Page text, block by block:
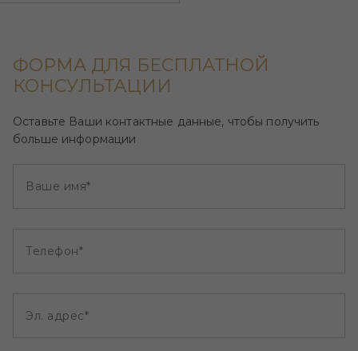
ФОРМА ДЛЯ БЕСПЛАТНОЙ
КОНСУЛЬТАЦИИ
Оставьте Ваши контактные данные, чтобы получить
больше информации
Ваше имя*
Телефон*
Эл. адрес*